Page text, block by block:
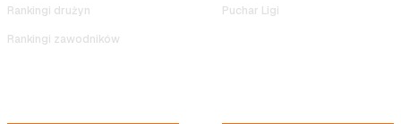
Rankingi drużyn
Rankingi zawodników
Puchar Ligi